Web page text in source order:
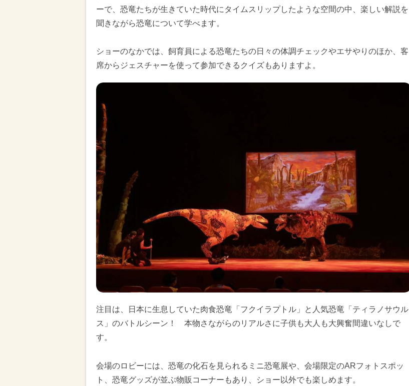
ーで、恐竜たちが生きていた時代にタイムスリップしたような空間の中、楽しい解説を
聞きながら恐竜について学べます。
ショーのなかでは、飼育員による恐竜たちの日々の体調チェックやエサやりのほか、客
席からジェスチャーを使って参加できるクイズもありますよ。
注目は、日本に生息していた肉食恐竜「フクイラプトル」と人気恐竜「ティラノサウル
ス」のバトルシーン！ 本物さながらのリアルさに子供も大人も大興奮間違いなしで
す。
会場のロビーには、恐竜の化石を見られるミニ恐竜展や、会場限定のARフォトスポッ
ト、恐竜グッズが並ぶ物販コーナーもあり、ショー以外でも楽しめます。